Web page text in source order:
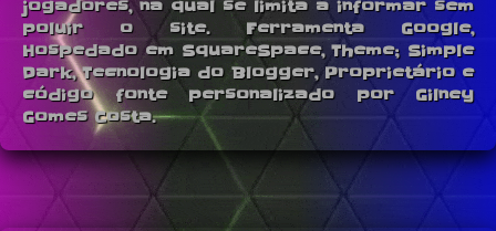
jogadores, na qual se limita a informar sem
poluir o site. Ferramenta Google,
Hospedado em SquareSpace, Theme; Simple
Dark, Tecnologia do Blogger, Proprietário e
código fonte personalizado por Gilney
Gomes Costa.